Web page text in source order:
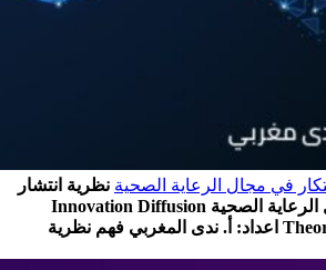
في مجال الرعاية الصحية نظرية انتشار
الابتكار في مجال الرعاية الصحية Innovation Diffusion
Theory in Healthcare اعداد: أ. ندى المغربي فهم نظرية